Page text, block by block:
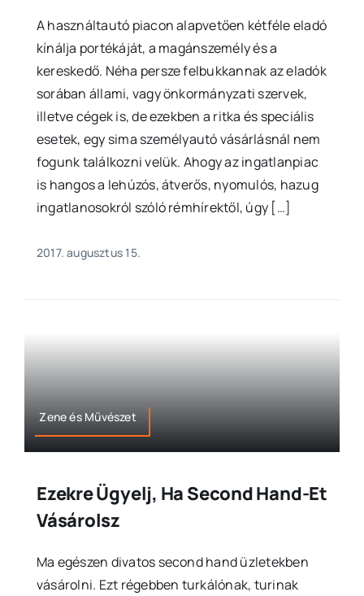
A használtautó piacon alapvetően kétféle eladó
kínálja portékáját, a magánszemély és a
kereskedő. Néha persze felbukkannak az eladók
sorában állami, vagy önkormányzati szervek,
illetve cégek is, de ezekben a ritka és speciális
esetek, egy sima személyautó vásárlásnál nem
fogunk találkozni velük. Ahogy az ingatlanpiac
is hangos a lehúzós, átverős, nyomulós, hazug
ingatlanosokról szóló rémhírektől, úgy […]
2017. augusztus 15.
Zene és Művészet
Ezekre Ügyelj, Ha Second Hand-Et
Vásárolsz
Ma egészen divatos second hand üzletekben
vásárolni. Ezt régebben turkálónak, turinak